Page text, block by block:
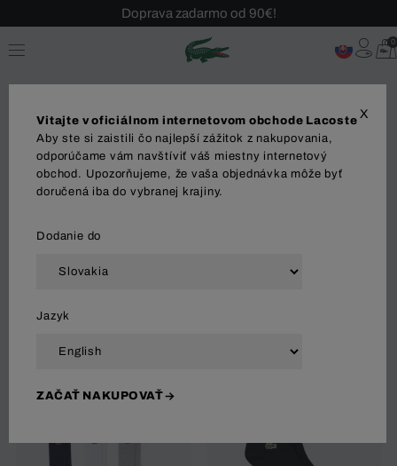
Doprava zadarmo od 90€!
Sezónny výpredaj až -40 %!
Bezplatné vrátenie!
0
Ponožky
78 Výsledok
X
Vitajte v oficiálnom internetovom obchode Lacoste
Aby ste si zaistili čo najlepší zážitok z nakupovania,
odporúčame vám navštíviť váš miestny internetový
obchod. Upozorňujeme, že vaša objednávka môže byť
doručená iba do vybranej krajiny.
Dodanie do
Jazyk
ZAČAŤ NAKUPOVAŤ